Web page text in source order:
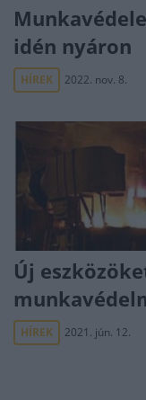
idén nyáron
HÍREK 2022. nov. 8.
Új
HÍREK 2021. jún. 12.